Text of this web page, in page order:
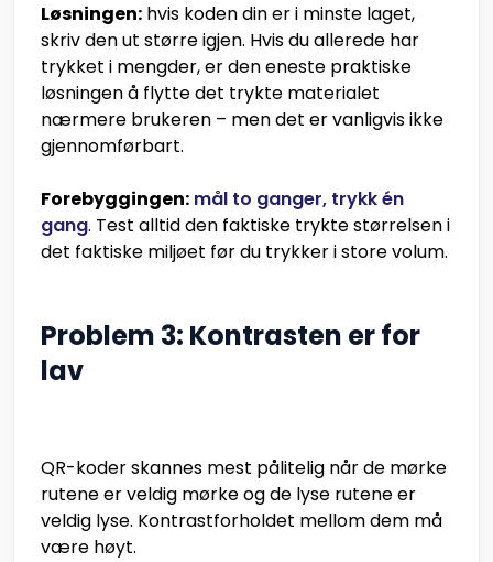
Løsningen: hvis koden din er i minste laget,
skriv den ut større igjen. Hvis du allerede har
trykket i mengder, er den eneste praktiske
løsningen å flytte det trykte materialet
nærmere brukeren – men det er vanligvis ikke
gjennomførbart.
Forebyggingen: mål to ganger, trykk én
gang. Test alltid den faktiske trykte størrelsen i
det faktiske miljøet før du trykker i store volum.
Problem 3: Kontrasten er for
lav
QR-koder skannes mest pålitelig når de mørke
rutene er veldig mørke og de lyse rutene er
veldig lyse. Kontrastforholdet mellom dem må
være høyt.